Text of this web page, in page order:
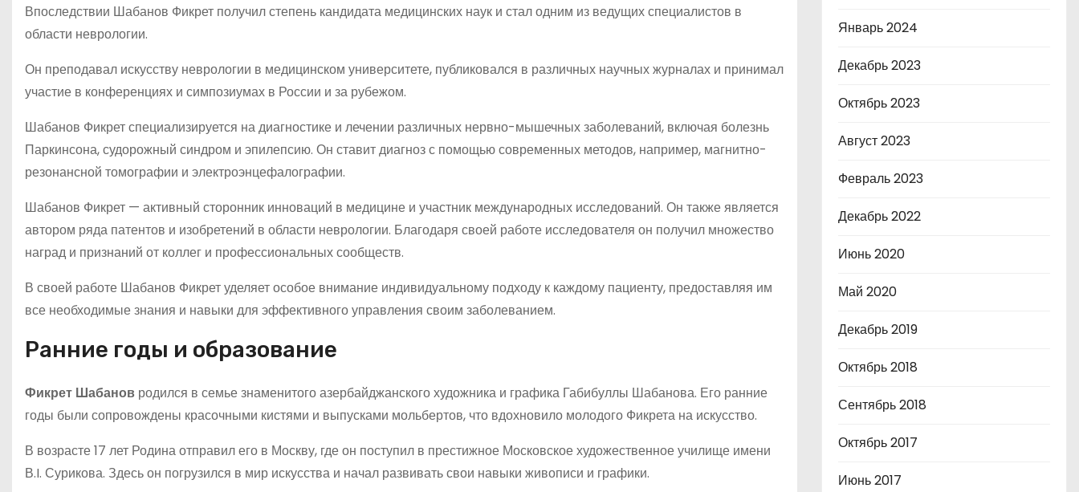
Впоследствии Шабанов Фикрет получил степень кандидата медицинских наук и стал одним из ведущих специалистов в
области неврологии.
Он преподавал искусству неврологии в медицинском университете, публиковался в различных научных журналах и принимал
участие в конференциях и симпозиумах в России и за рубежом.
Шабанов Фикрет специализируется на диагностике и лечении различных нервно-мышечных заболеваний, включая болезнь
Паркинсона, судорожный синдром и эпилепсию. Он ставит диагноз с помощью современных методов, например, магнитно-
резонансной томографии и электроэнцефалографии.
Шабанов Фикрет — активный сторонник инноваций в медицине и участник международных исследований. Он также является
автором ряда патентов и изобретений в области неврологии. Благодаря своей работе исследователя он получил множество
наград и признаний от коллег и профессиональных сообществ.
В своей работе Шабанов Фикрет уделяет особое внимание индивидуальному подходу к каждому пациенту, предоставляя им
все необходимые знания и навыки для эффективного управления своим заболеванием.
Ранние годы и образование
Фикрет Шабанов родился в семье знаменитого азербайджанского художника и графика Габибуллы Шабанова. Его ранние
годы были сопровождены красочными кистями и выпусками мольбертов, что вдохновило молодого Фикрета на искусство.
В возрасте 17 лет Родина отправил его в Москву, где он поступил в престижное Московское художественное училище имени
В.I. Сурикова. Здесь он погрузился в мир искусства и начал развивать свои навыки живописи и графики.
Январь 2024
Декабрь 2023
Октябрь 2023
Август 2023
Февраль 2023
Декабрь 2022
Июнь 2020
Май 2020
Декабрь 2019
Октябрь 2018
Сентябрь 2018
Октябрь 2017
Июнь 2017